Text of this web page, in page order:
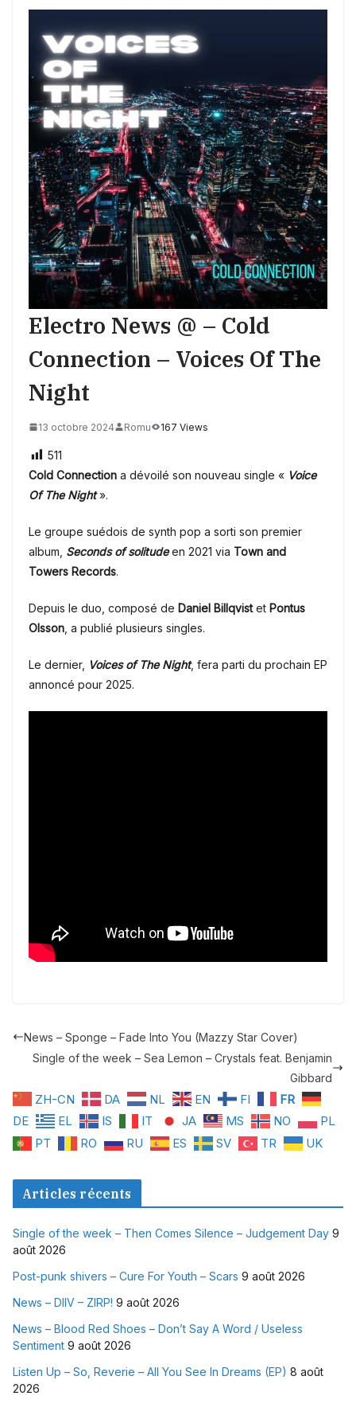
Electro News @ – Cold
Connection – Voices Of The
Night
13 octobre 2024 Romu 167 Views
511
Cold Connection a dévoilé son nouveau single « Voice
Of The Night».
Le groupe suédois de synth pop a sorti son premier
album, Seconds of solitudeen 2021 via Town and
Towers Records.
Depuis le duo, composé de Daniel Billqvistet Pontus
Olsson , a publié plusieurs singles.
Le dernier, Voices of The Night, fera parti du prochain EP
annoncé pour 2025.
News – Sponge – Fade Into You (Mazzy Star Cover)
Single of the week – Sea Lemon – Crystals feat. Benjamin
Gibbard
ZH-CN DA NL EN FI
FR
DE
EL IS IT JA MS NO
PL
PT
RO RU ES SV TR UK
Articles récents
Single of the week – Then Comes Silence – Judgement Day 9
août 2026
Post-punk shivers – Cure For Youth – Scars 9 août 2026
News – DIIV – ZIRP! 9 août 2026
News – Blood Red Shoes – Don’t Say A Word / Useless
Sentiment 9 août 2026
Listen Up – So, Reverie – All You See In Dreams (EP) 8 août
2026